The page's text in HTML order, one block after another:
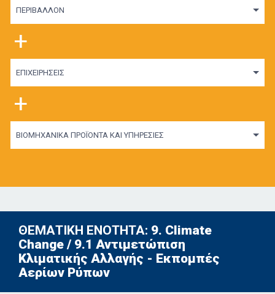
ΠΕΡΙΒΑΛΛΟΝ
+
ΕΠΙΧΕΙΡΗΣΕΙΣ
+
ΒΙΟΜΗΧΑΝΙΚΑ ΠΡΟΪΟΝΤΑ ΚΑΙ ΥΠΗΡΕΣΙΕΣ
ΘΕΜΑΤΙΚΗ ΕΝΟΤΗΤΑ: 9. Climate
Change / 9.1 Αντιμετώπιση
Κλιματικής Αλλαγής - Εκπομπές
Αερίων Ρύπων